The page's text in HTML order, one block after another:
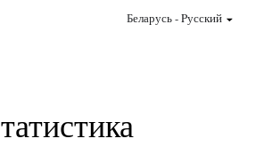
Беларусь-Pусский